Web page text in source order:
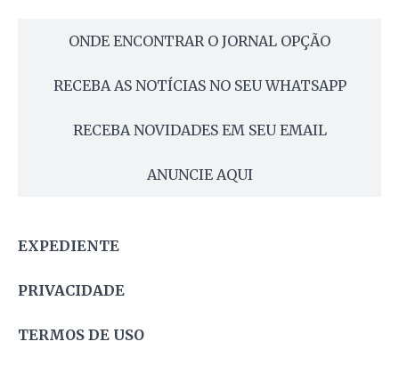
ONDE ENCONTRAR O JORNAL OPÇÃO
RECEBA AS NOTÍCIAS NO SEU WHATSAPP
RECEBA NOVIDADES EM SEU EMAIL
ANUNCIE AQUI
EXPEDIENTE
PRIVACIDADE
TERMOS DE USO